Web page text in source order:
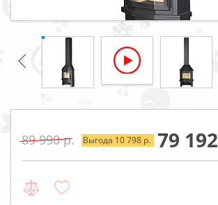
89 990 Выгода 10 798 79 192